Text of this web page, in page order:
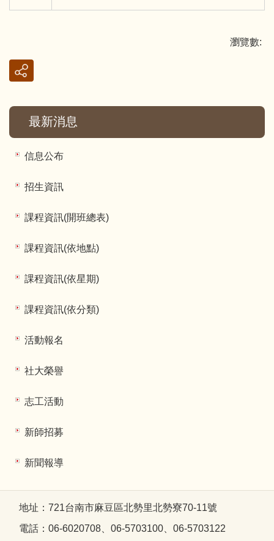
瀏覽數:
最新消息
信息公布
招生資訊
課程資訊(開班總表)
課程資訊(依地點)
課程資訊(依星期)
課程資訊(依分類)
活動報名
社大榮譽
志工活動
新師招募
新聞報導
地址：721台南市麻豆區北勢里北勢寮70-11號
電話：06-6020708、06-5703100、06-5703122